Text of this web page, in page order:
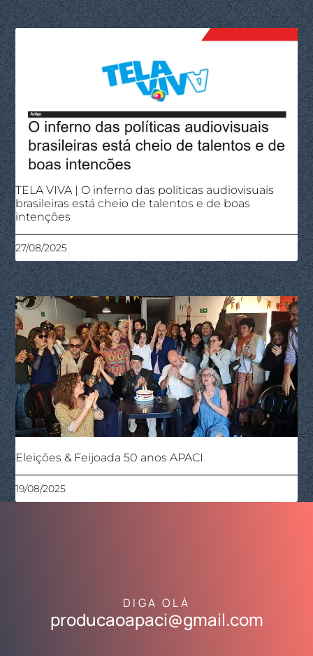
TELA VIVA | O inferno das políticas audiovisuais
brasileiras está cheio de talentos e de boas
intenções
27/08/2025
Eleições & Feijoada 50 anos APACI
19/08/2025
DIGA OLÁ
producaoapaci@gmail.com